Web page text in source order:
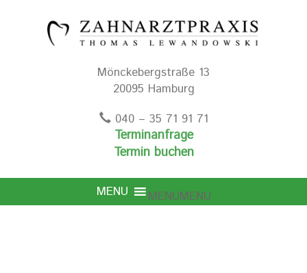
Mönckebergstraße 13
20095 Hamburg
040 – 35 71 91 71
Terminanfrage
Termin buchen
MENUMENU